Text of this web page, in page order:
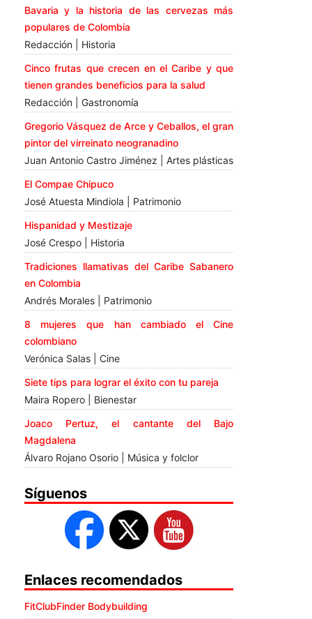
Bavaria y la historia de las cervezas más
populares de Colombia
Redacción | Historia
Cinco frutas que crecen en el Caribe y que
tienen grandes beneficios para la salud
Redacción | Gastronomía
Gregorio Vásquez de Arce y Ceballos, el gran
pintor del virreinato neogranadino
Juan Antonio Castro Jiménez | Artes plásticas
El Compae Chipuco
José Atuesta Mindiola | Patrimonio
Hispanidad y Mestizaje
José Crespo | Historia
Tradiciones llamativas del Caribe Sabanero
en Colombia
Andrés Morales | Patrimonio
8 mujeres que han cambiado el Cine
colombiano
Verónica Salas | Cine
Siete tips para lograr el éxito con tu pareja
Maira Ropero | Bienestar
Joaco Pertuz, el cantante del Bajo
Magdalena
Álvaro Rojano Osorio | Música y folclor
Síguenos
Enlaces recomendados
FitClubFinder Bodybuilding